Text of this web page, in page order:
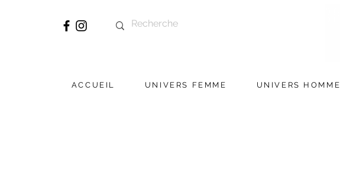
ACCUEIL UNIVERS FEMME UNIVERS HOMME